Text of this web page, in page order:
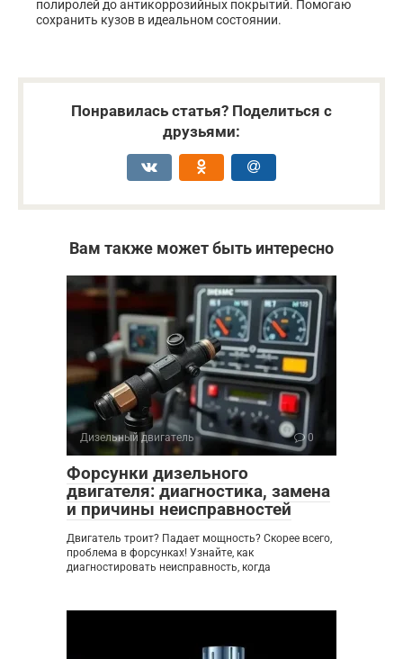
полиролей до антикоррозийных покрытий. Помогаю
сохранить кузов в идеальном состоянии.
Понравилась статья? Поделиться с
друзьями:
Вам также может быть интересно
Дизельный двигатель 0
Форсунки дизельного
двигателя: диагностика, замена
и причины неисправностей
Двигатель троит? Падает мощность? Скорее всего,
проблема в форсунках! Узнайте, как
диагностировать неисправность, когда